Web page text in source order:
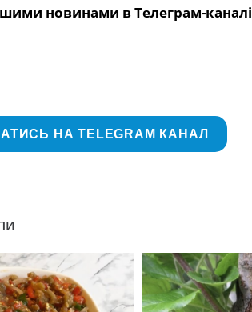
новинами в Телеграм-каналі
НА TELEGRAM КАНАЛ